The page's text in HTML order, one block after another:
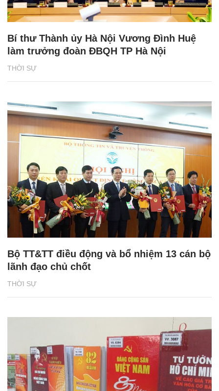
THỜI SỰ
Bí thư Thành ủy Hà Nội Vương Đình Huệ
làm trưởng đoàn ĐBQH TP Hà Nội
THỜI SỰ
Bộ TT&TT điều động và bổ nhiệm 13 cán bộ
lãnh đạo chủ chốt